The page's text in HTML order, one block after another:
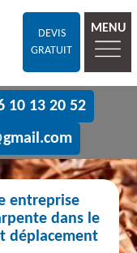
DEVIS
GRATUIT
MENU
10 13 20 52
entreprise
dans le
déplacement